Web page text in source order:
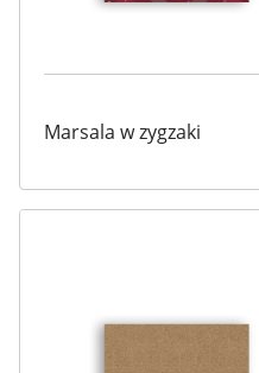
Marsala w zygzaki